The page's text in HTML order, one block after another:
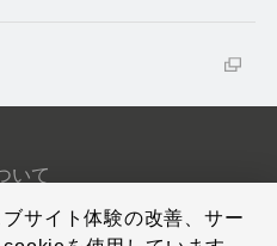
いて
サイト体験の改善、サー